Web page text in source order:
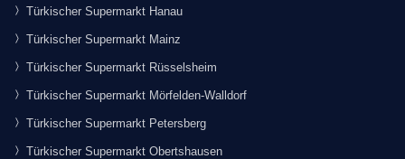
Türkischer Supermarkt Hanau
Türkischer Supermarkt Mainz
Türkischer Supermarkt Rüsselsheim
Türkischer Supermarkt Mörfelden-Walldorf
Türkischer Supermarkt Petersberg
Türkischer Supermarkt Obertshausen